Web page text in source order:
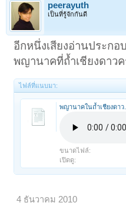
peerayuth
เป็นที่รู้จักกันดี
อีกหนึ่งเสียงอ่านประก
พญานาคที่ถ้ำเชียงดาว
ไฟล์ที่แนบมา:
พญานาคในถ้ำเชียงดาว
ขนาดไฟล์:
เปิดดู:
4 ธันวาคม 2010